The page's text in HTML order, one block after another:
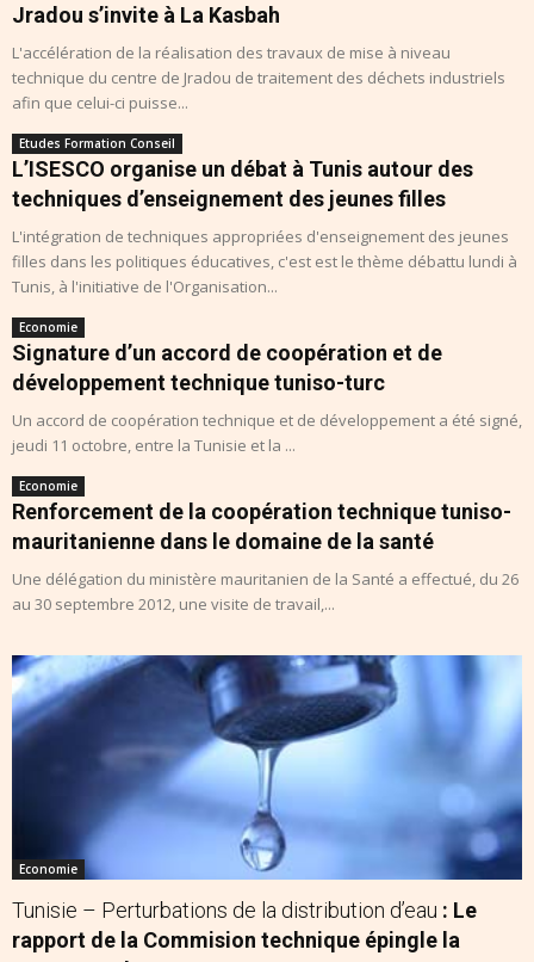
Jradou s’invite à La Kasbah
L'accélération de la réalisation des travaux de mise à niveau
technique du centre de Jradou de traitement des déchets industriels
afin que celui-ci puisse...
Etudes Formation Conseil
L’ISESCO organise un débat à Tunis autour des
techniques d’enseignement des jeunes filles
L'intégration de techniques appropriées d'enseignement des jeunes
filles dans les politiques éducatives, c'est est le thème débattu lundi à
Tunis, à l'initiative de l'Organisation...
Economie
Signature d’un accord de coopération et de
développement technique tuniso-turc
Un accord de coopération technique et de développement a été signé,
jeudi 11 octobre, entre la Tunisie et la ...
Economie
Renforcement de la coopération technique tuniso-
mauritanienne dans le domaine de la santé
Une délégation du ministère mauritanien de la Santé a effectué, du 26
au 30 septembre 2012, une visite de travail,...
Economie
Tunisie – Perturbations de la distribution d’eau : Le
rapport de la Commision technique épingle la